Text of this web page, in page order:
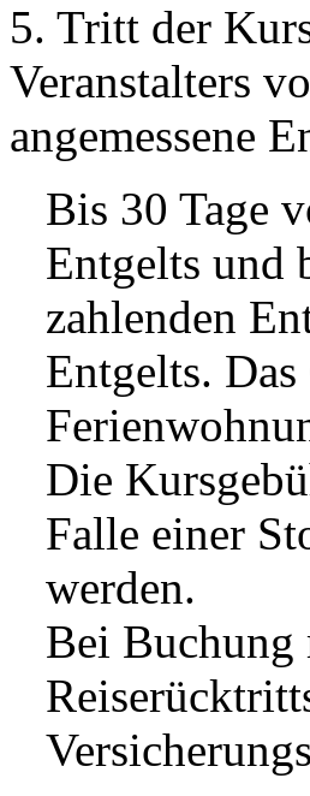
5. Tritt der
Veranstalters
angemessene
Bis 30 Tage
Entgelts und
zahlenden
Entgelts.
Die
Falle einer
werden.
Bei Buchung